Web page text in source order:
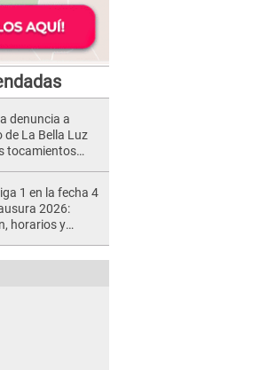
denuncia a
de La Bella Luz
tocamientos
1 en la fecha 4
2026:
horarios y